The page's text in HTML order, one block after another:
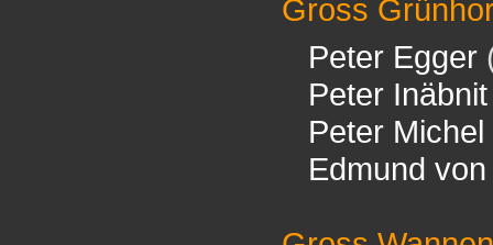
Gross
Peter Egger
Peter Inäbnit
Peter Michel
Edmund